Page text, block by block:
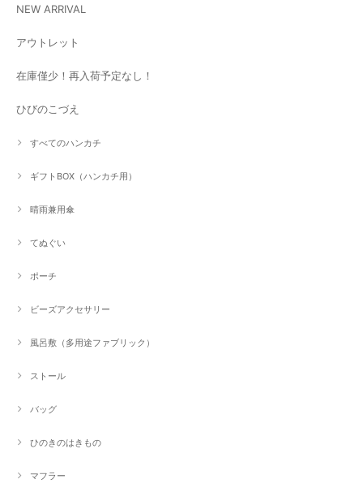
NEW ARRIVAL
アウトレット
在庫僅少！再入荷予定なし！
ひびのこづえ
すべてのハンカチ
ギフトBOX（ハンカチ用）
晴雨兼用傘
てぬぐい
ポーチ
ビーズアクセサリー
風呂敷（多用途ファブリック）
ストール
バッグ
ひのきのはきもの
マフラー